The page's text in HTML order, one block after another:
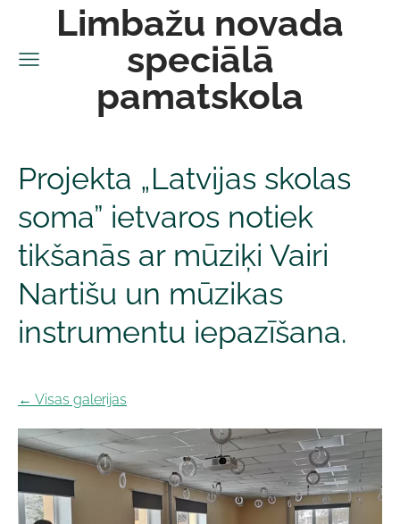
Limbažu novada
speciālā
pamatskola
Projekta „Latvijas skolas
soma” ietvaros notiek
tikšanās ar mūziķi Vairi
Nartišu un mūzikas
instrumentu iepazīšana.
Visas galerijas